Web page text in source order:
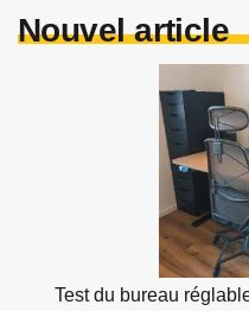
Nouvel article
Test du bureau